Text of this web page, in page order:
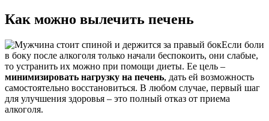
Как можно вылечить печень
Если боли
в боку после алкоголя только начали беспокоить, они слабые,
то устранить их можно при помощи диеты. Ее цель –
минимизировать нагрузку на печень, дать ей возможность
самостоятельно восстановиться. В любом случае, первый шаг
для улучшения здоровья – это полный отказ от приема
алкоголя.